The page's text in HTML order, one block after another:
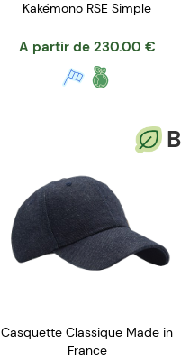
Kakémono RSE Simple
A partir de 230.00 €
B
Casquette Classique Made in
France